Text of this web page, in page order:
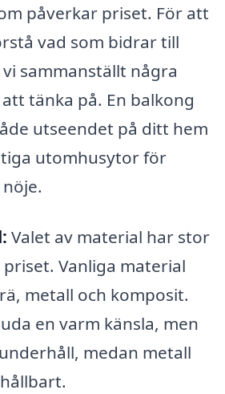
påverkar priset. För att
vad som bidrar till
sammanställt några
tänka på. En balkong
utseendet på ditt hem
utomhusytor för
Valet av material har stor
Vanliga material
metall och komposit.
en varm känsla, men
medan metall